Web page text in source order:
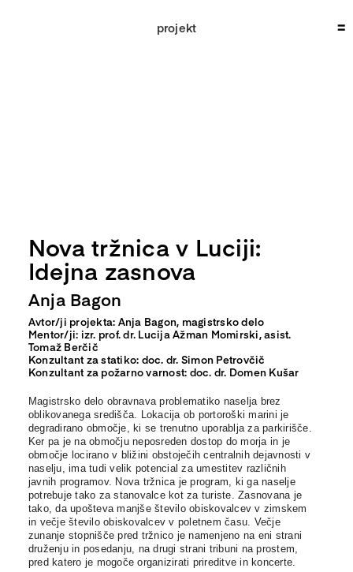
Nova tržnica v Luciji:
Idejna zasnova
Anja Bagon
Avtor/ji projekta: Anja Bagon, magistrsko delo
Mentor/ji: izr. prof. dr. Lucija Ažman Momirski,asist.
Tomaž Berčič
Konzultant za statiko: doc. dr. Simon Petrovčič
Konzultant za požarno varnost: doc. dr. Domen Kušar
Magistrsko delo obravnava problematiko naselja brez
oblikovanega središča. Lokacija ob portoroški marini je
degradirano območje, ki se trenutno uporablja za parkirišče.
Ker pa je na območju neposreden dostop do morja in je
območje locirano v bližini obstoječih centralnih dejavnosti v
naselju, ima tudi velik potencial za umestitev različnih
javnih programov. Nova tržnica je program, ki ga naselje
potrebuje tako za stanovalce kot za turiste. Zasnovana je
tako, da upošteva manjše število obiskovalcev v zimskem
in večje število obiskovalcev v poletnem času. Večje
zunanje stopnišče pred tržnico je namenjeno na eni strani
druženju in posedanju, na drugi strani tribuni na prostem,
pred katero je mogoče organizirati prireditve in koncerte.
projekt